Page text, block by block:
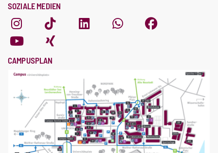
SOZIALE MEDIEN
CAMPUSPLAN